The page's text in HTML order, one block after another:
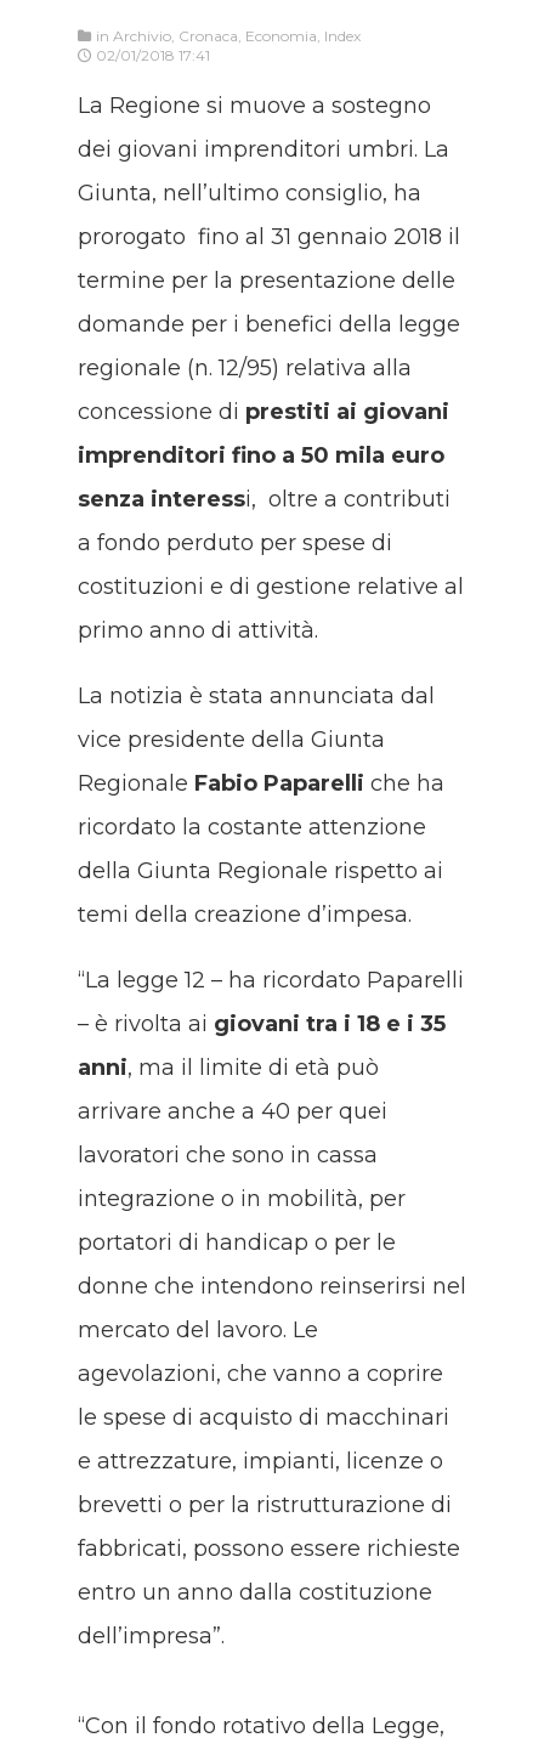
in Archivio Cronaca Economia Index
02/01/2018 17:41
La Regione si muove a sostegno
dei giovani imprenditori umbri. La
Giunta, nell’ultimo consiglio, ha
prorogato fino al 31 gennaio 2018 il
termine per la presentazione delle
domande per i benefici della legge
regionale (n. 12/95) relativa alla
concessione di prestiti ai giovani
imprenditori fino a 50 mila euro
senza interessi, oltre a contributi
a fondo perduto per spese di
costituzioni e di gestione relative al
primo anno di attività.
La notizia è stata annunciata dal
vice presidente della Giunta
Regionale Fabio Paparelli che ha
ricordato la costante attenzione
della Giunta Regionale rispetto ai
temi della creazione d’impesa.
“La legge 12 – ha ricordato Paparelli
– è rivolta ai giovani tra i 18 e i 35
anni, ma il limite di età può
arrivare anche a 40 per quei
lavoratori che sono in cassa
integrazione o in mobilità, per
portatori di handicap o per le
donne che intendono reinserirsi nel
mercato del lavoro. Le
agevolazioni, che vanno a coprire
le spese di acquisto di macchinari
e attrezzature, impianti, licenze o
brevetti o per la ristrutturazione di
fabbricati, possono essere richieste
entro un anno dalla costituzione
dell’impresa”.
“Con il fondo rotativo della Legge,